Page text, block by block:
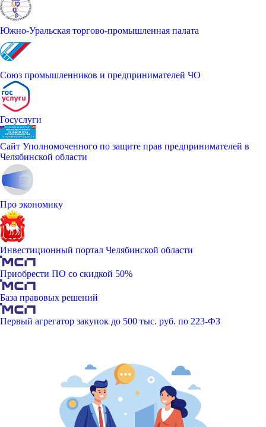
Южно-Уральская торгово-промышленная палата
Союз промышленников и предпринимателей ЧО
Госуслуги
Сайт Уполномоченного по защите прав предпринимателей в
Челябинской области
Про экономику
Инвестиционный портал Челябинской области
Приобрести ПО со скидкой 50%
База правовых решений
Первый агрегатор закупок до 500 тыс. руб. по 223-ФЗ